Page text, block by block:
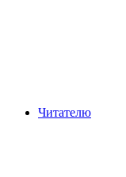
Читателю